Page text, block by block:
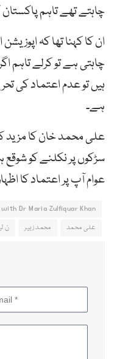
چاہتے تھے تاہم
ان کا کہنا تھا کہ
چاہتی ہے تو کرلے تاہم
ہیں تو عدم اعتماد کی
ہے۔
علی محمد خان کا مزید
سڑکوں پر نکلنے کو
عوام آپ پر اعتماد کا
Dr Maria Zulfiquar Khan
علی محمد
محمد زبیر ن